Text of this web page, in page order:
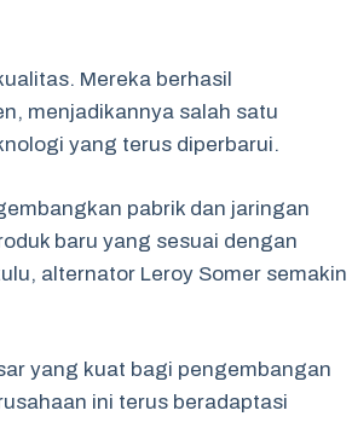
Mereka berhasil
menjadikannya salah satu
yang terus diperbarui.
pabrik dan jaringan
baru yang sesuai dengan
alternator Leroy Somer semakin
yang kuat bagi pengembangan
ini terus beradaptasi